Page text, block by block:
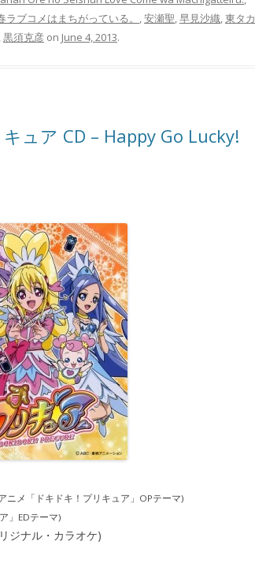
ラブコメはまちがっている。 ,安瀬聖,早見沙織,東タカ
,黒須克彦 on June 4, 2013.
ュア CD – Happy Go Lucky!
ニメ「ドキドキ！プリキュア」OPテーマ)
」EDテーマ)
ジナル・カラオケ)